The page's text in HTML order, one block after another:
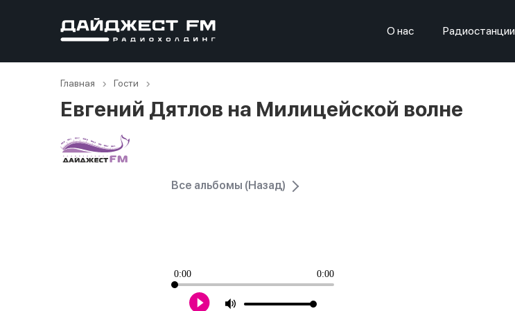
О нас Радиостанции
Главная Гости
Евгений Дятлов на Милицейской волне
Все альбомы (Назад)
0:00 0:00